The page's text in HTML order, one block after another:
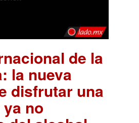
de la
la nueva
disfrutar una
no